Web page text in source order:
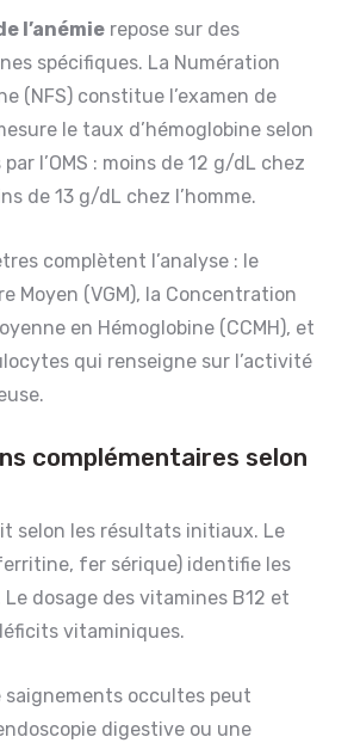
l’anémie repose sur des
spécifiques. La Numération
(NFS) constitue l’examen de
le taux d’hémoglobine selon
l’OMS : moins de 12 g/dL chez
de 13 g/dL chez l’homme.
complètent l’analyse : le
Moyen (VGM), la Concentration
en Hémoglobine (CCMH), et
qui renseigne sur l’activité
complémentaires selon
selon les résultats initiaux. Le
fer sérique) identifie les
dosage des vitamines B12 et
vitaminiques.
saignements occultes peut
digestive ou une